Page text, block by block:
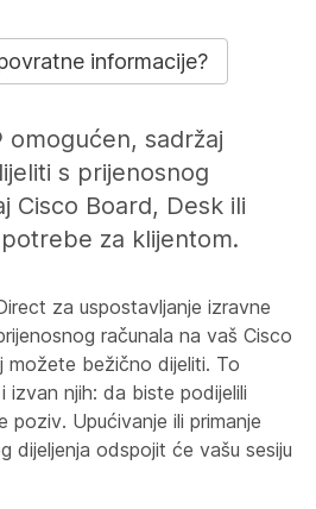
informacije?
omogućen, sadržaj
s prijenosnog
Cisco Board, Desk ili
za klijentom.
za uspostavljanje izravne
računala na vaš Cisco
možete bežično dijeliti. To
izvan njih: da biste podijelili
poziv. Upućivanje ili primanje
dijeljenja odspojit će vašu sesiju